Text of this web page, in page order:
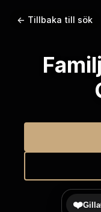
← Tillbaka till sök
❤️Gilla